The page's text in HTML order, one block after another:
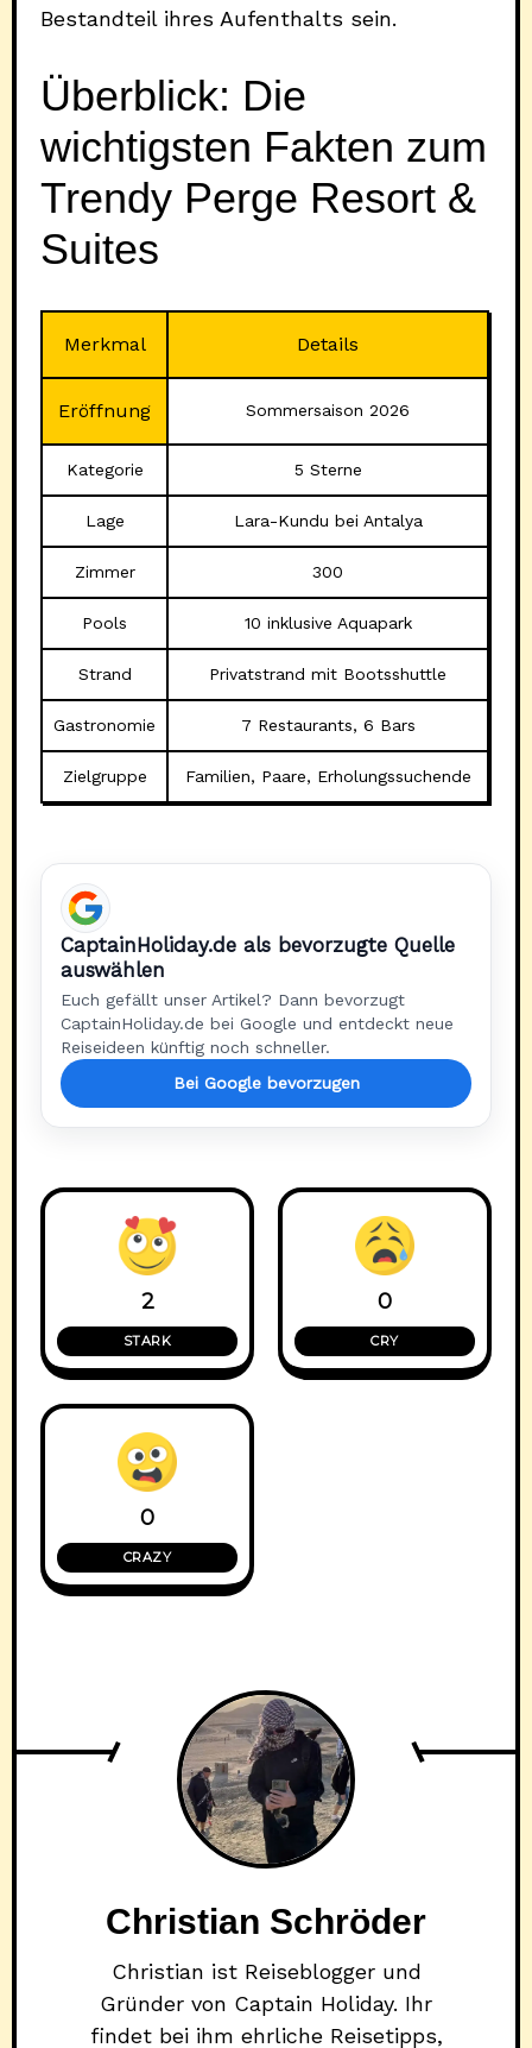
Bestandteil ihres Aufenthalts sein.
Überblick: Die
wichtigsten Fakten zum
Trendy Perge Resort &
Suites
Merkmal Details
Eröffnung Sommersaison 2026
Kategorie 5 Sterne
Lage Lara-Kundu bei Antalya
Zimmer 300
Pools 10 inklusive Aquapark
Strand Privatstrand mit Bootsshuttle
Gastronomie 7 Restaurants, 6 Bars
Zielgruppe Familien, Paare, Erholungssuchende
CaptainHoliday.de als bevorzugte Quelle
auswählen
Euch gefällt unser Artikel? Dann bevorzugt
CaptainHoliday.de bei Google und entdeckt neue
Reiseideen künftig noch schneller.
Bei Google bevorzugen
2
STARK
0
CRY
0
CRAZY
Christian Schröder
Christian ist Reiseblogger und
Gründer von Captain Holiday. Ihr
findet bei ihm ehrliche Reisetipps,